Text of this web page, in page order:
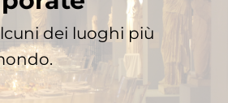
dei luoghi più